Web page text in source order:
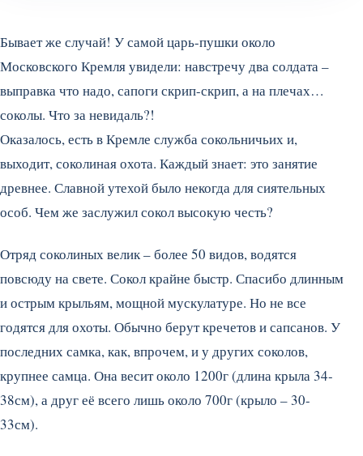
Бывает же случай! У самой царь-пушки около
Московского Кремля увидели: навстречу два солдата –
выправка что надо, сапоги скрип-скрип, а на плечах…
соколы. Что за невидаль?!
Оказалось, есть в Кремле служба сокольничьих и,
выходит, соколиная охота. Каждый знает: это занятие
древнее. Славной утехой было некогда для сиятельных
особ. Чем же заслужил сокол высокую честь?
Отряд соколиных велик – более 50 видов, водятся
повсюду на свете. Сокол крайне быстр. Спасибо длинным
и острым крыльям, мощной мускулатуре. Но не все
годятся для охоты. Обычно берут кречетов и сапсанов. У
последних самка, как, впрочем, и у других соколов,
крупнее самца. Она весит около 1200г (длина крыла 34-
38см), а друг её всего лишь около 700г (крыло – 30-
33см).